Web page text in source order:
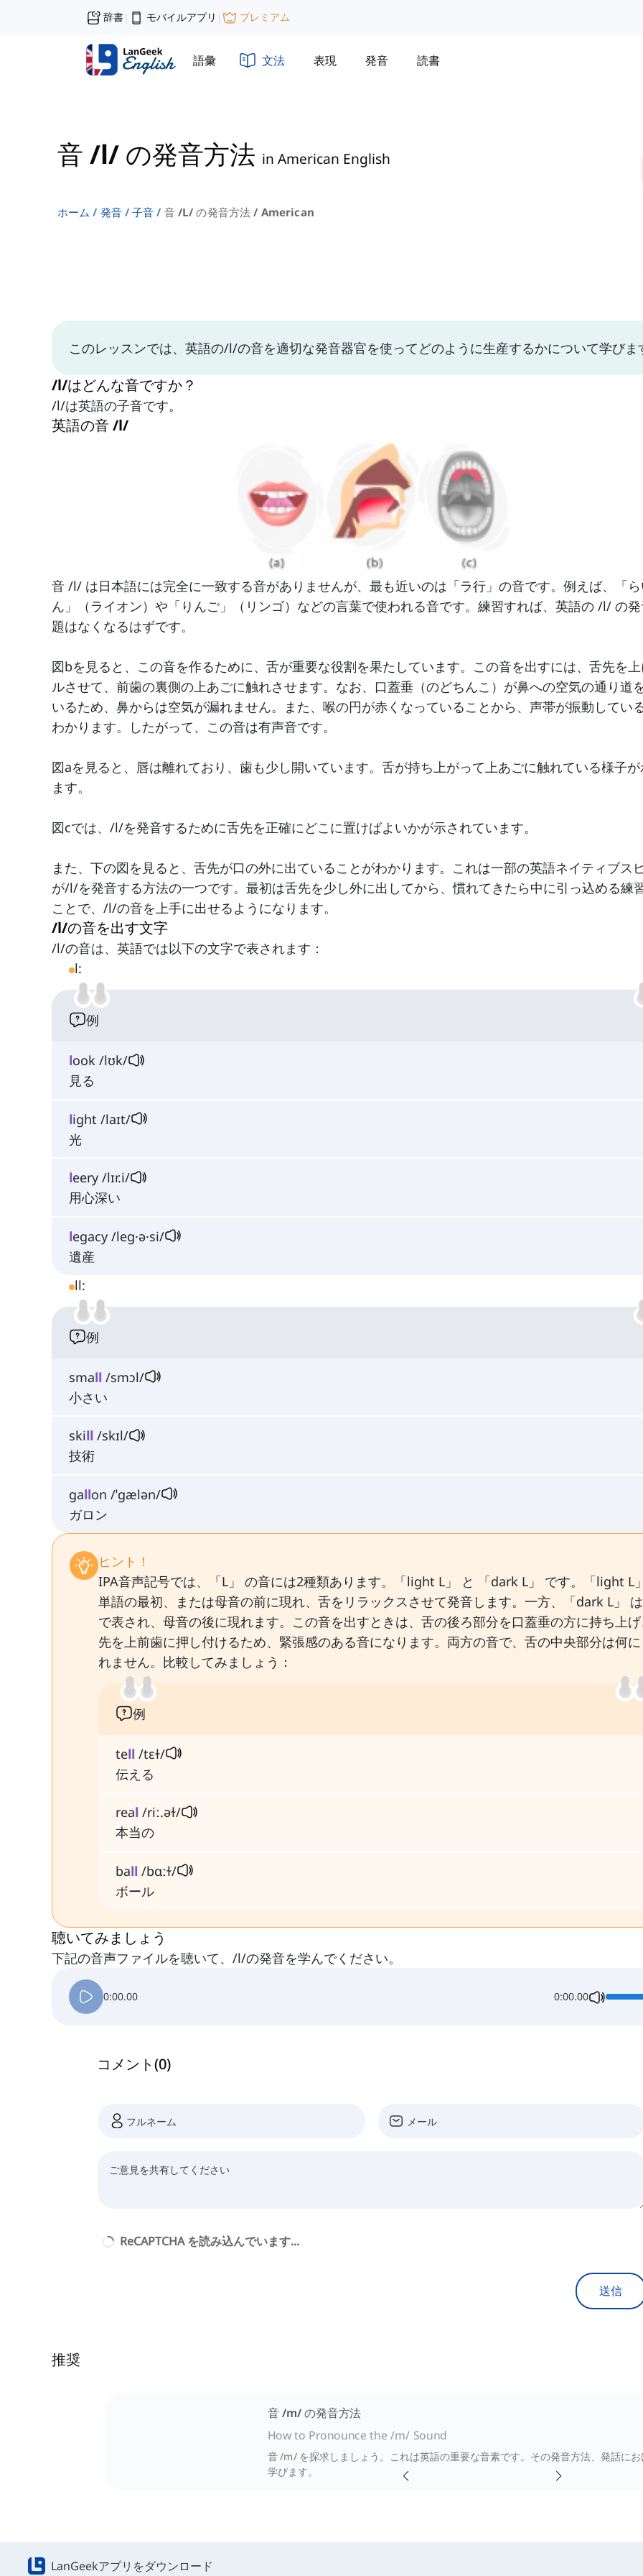
辞書| モバイルアプリ | プレミアム
語彙 文法 表現 発音 読書
音 /l/ の発音方法 in American English
ホーム 発音 子音 音 /l/ の発音方法 / American
このレッスンでは、英語の/l/の音を適切な発音器官を使ってどのように生産するかについて学びま
/l/はどんな音ですか？
/l/は英語の子音です。
英語の音 /l/
音 /l/ は日本語には完全に一致する音がありませんが、最も近いのは「ラ行」の音です。例えば、「
ん」（ライオン）や「りんご」（リンゴ）などの言葉で使われる音です。練習すれば、英語の /l/ の
題はなくなるはずです。
図bを見ると、この音を作るために、舌が重要な役割を果たしています。この音を出すには、舌先を
ルさせて、前歯の裏側の上あごに触れさせます。なお、口蓋垂（のどちんこ）が鼻への空気の通り道
いるため、鼻からは空気が漏れません。また、喉の円が赤くなっていることから、声帯が振動してい
わかります。したがって、この音は有声音です。
図aを見ると、唇は離れており、歯も少し開いています。舌が持ち上がって上あごに触れている様子が
ます。
図cでは、/l/を発音するために舌先を正確にどこに置けばよいかが示されています。
また、下の図を見ると、舌先が口の外に出ていることがわかります。これは一部の英語ネイティブス
が/l/を発音する方法の一つです。最初は舌先を少し外に出してから、慣れてきたら中に引っ込める練
ことで、/l/の音を上手に出せるようになります。
/l/の音を出す文字
/l/の音は、英語では以下の文字で表されます：
l:
例
look /lʊk/
見る
light /laɪt/
光
leery /lɪr.i/
用心深い
legacy /leɡ·ə·si/
遺産
ll:
例
small /smɔl/
小さい
skill /skɪl/
技術
gallon /ˈɡælən/
ガロン
ヒント！
IPA音声記号では、「L」 の音には2種類あります。「light L」 と 「dark L」 です。「light L
単語の最初、または母音の前に現れ、舌をリラックスさせて発音します。一方、「dark L」
で表され、母音の後に現れます。この音を出すときは、舌の後ろ部分を口蓋垂の方に持ち上
先を上前歯に押し付けるため、緊張感のある音になります。両方の音で、舌の中央部分は何
れません。比較してみましょう：
例
tell /tɛɫ/
伝える
real /riː.əɫ/
本当の
ball /bɑːɫ/
ボール
聴いてみましょう
下記の音声ファイルを聴いて、/l/の発音を学んでください。
0:00.00 0:00.00
コメント(0)
ReCAPTCHA を読み込んでいます...
送信
推奨
音 /m/ の発音方法
How to Pronounce the /m/ Sound
音 /m/ を探求しましょう。これは英語の重要な音素です。その発音方法、発話に
学びます。
LanGeekアプリをダウンロード